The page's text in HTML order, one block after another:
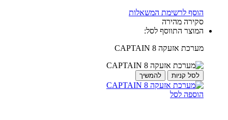
הוסף לרשימת המשאלות
סקירה מהירה
המוצר התווסף לסל:
מערכת אזעקה CAPTAIN 8
לסל קניות להמשיך
הוספה לסל